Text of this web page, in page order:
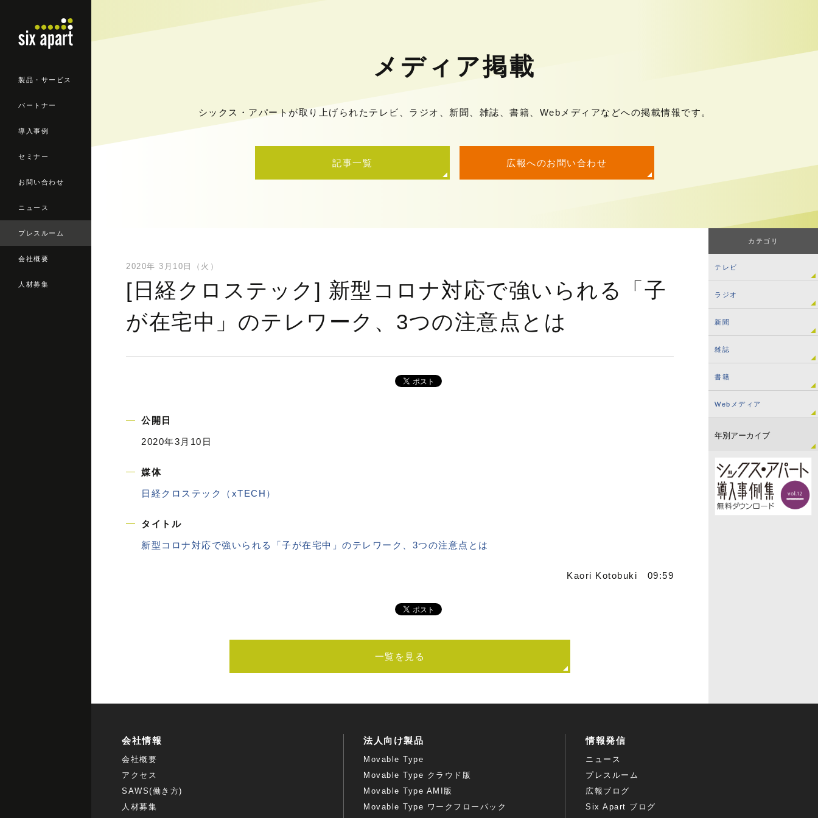
製品・サービス
パートナー
導入事例
セミナー
お問い合わせ
ニュース
プレスルーム
会社概要
人材募集
メディア掲載
シックス・アパートが取り上げられたテレビ、ラジオ、新聞、雑誌、書籍、Webメディアなどへの掲載情報です。
記事一覧 広報へのお問い合わせ
2020年 3月10日（火）
[日経クロステック] 新型コロナ対応で強いられる「子
が在宅中」のテレワーク、3つの注意点とは
公開日
2020年3月10日
媒体
日経クロステック（xTECH）
タイトル
新型コロナ対応で強いられる「子が在宅中」のテレワーク、3つの注意点とは
Kaori Kotobuki 09:59
一覧を見る
カテゴリ
テレビ
ラジオ
新聞
雑誌
書籍
Webメディア
会社情報
会社概要
アクセス
SAWS(働き方)
人材募集
法人向け製品
Movable Type
Movable Type クラウド版
Movable Type AMI版
Movable Type ワークフローパック
情報発信
ニュース
プレスルーム
広報ブログ
Six Apart ブログ